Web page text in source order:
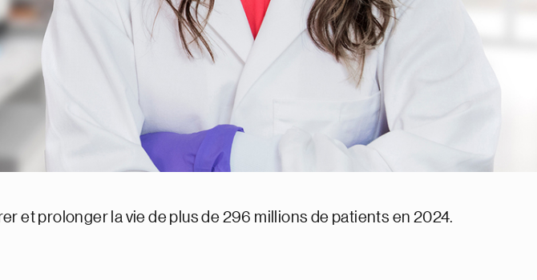
et prolonger la vie de plus de 296 millions de patients en 2024.